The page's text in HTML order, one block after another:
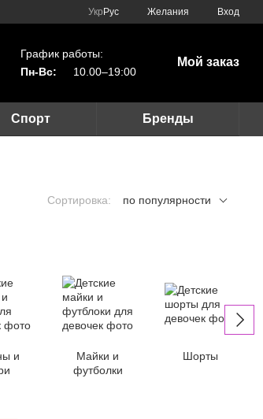
Укр Рус Желания Вход
График работы:
Пн-Вс:
10.00–19:00
Мой заказ
Спорт Бренды
Сортировка: по популярности
и
Майки и
футболки
Шорты